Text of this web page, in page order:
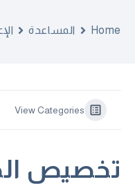
Home المساعدة
View Categories
تخصيص